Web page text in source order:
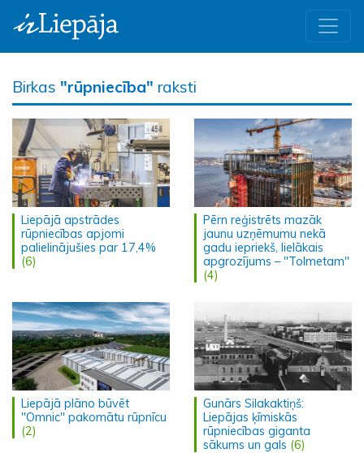
Birkas "rūpniecība" raksti
Liepājā apstrādes
rūpniecības apjomi
palielinājušies par 17,4%
(6)
Pērn reģistrēts mazāk
jaunu uzņēmumu nekā
gadu iepriekš, lielākais
apgrozījums – "Tolmetam"
(4)
Liepājā plāno būvēt
"Omnic" pakomātu rūpnīcu
(2)
Gunārs Silakaktiņš:
Liepājas ķīmiskās
rūpniecības giganta
sākums un gals (6)